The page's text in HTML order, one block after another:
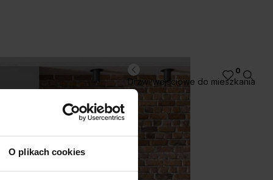
O plikach cookies
Drzwi wejściowe do mieszkania
0